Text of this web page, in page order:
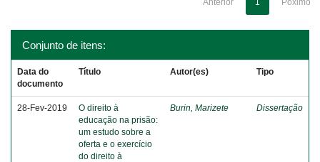
Anterior 1 Póximo
Conjunto de itens:
Data do
documento
Título Autor(es) Tipo
28-Fev-2019
O direito à
educação na prisão:
um estudo sobre a
oferta e o exercício
do direito à
Burin, Marizete Dissertação